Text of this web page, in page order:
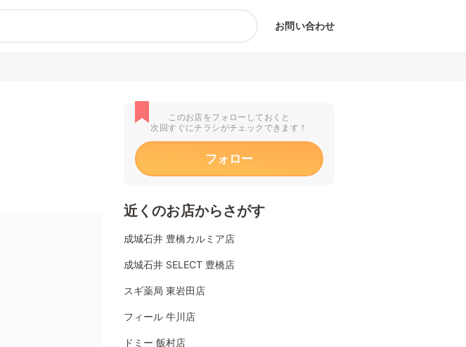
お問い合わせ
このお店をフォローしておくと
次回すぐにチラシがチェックできます！
フォロー
近くのお店からさがす
成城石井 豊橋カルミア店
成城石井 SELECT 豊橋店
スギ薬局 東岩田店
フィール 牛川店
ドミー 飯村店